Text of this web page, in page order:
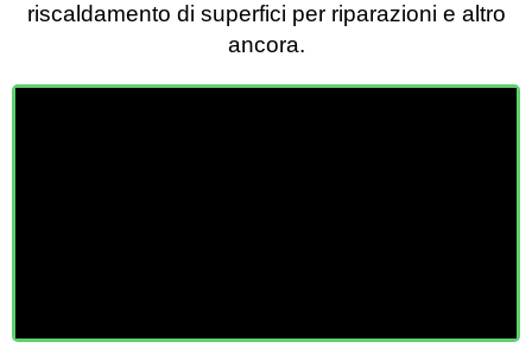
riscaldamento di superfici per riparazioni e altro
ancora.